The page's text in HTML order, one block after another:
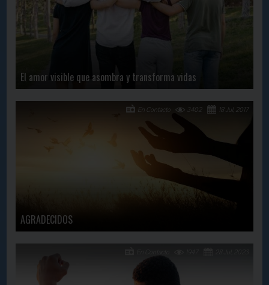
El amor visible que asombra y transforma vidas
AGRADECIDOS
18 Jul, 2017
3402
En Contacto